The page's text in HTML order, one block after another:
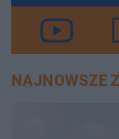
NAJNOWSZE